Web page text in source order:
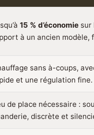
15 % d’économie sur
à un ancien modèle,
sans à-coups,
et une régulation fine.
de place nécessaire :
discrète et